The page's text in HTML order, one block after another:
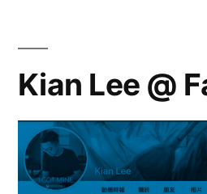
Kian Lee @